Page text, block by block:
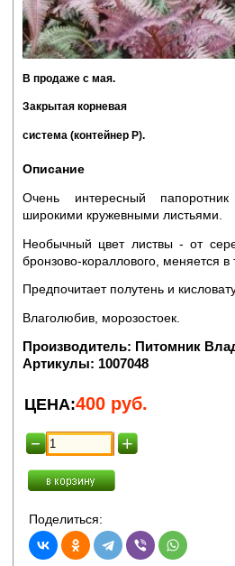
В продаже с мая.
Закрытая корневая
система (контейнер Р).
Описание
Очень интересный
широкими кружевными листьями.
Необычный цвет листвы - от
бронзово-кораллового, меняется в
Предпочитает полутень и
Влаголюбив, морозостоек.
Производитель: Питомник
Артикулы: 1007048
ЦЕНА:400 руб.
Поделиться: